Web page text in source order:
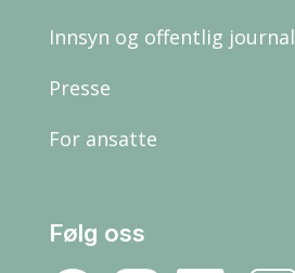
Innsyn og offentlig journal
Presse
For ansatte
Følg oss